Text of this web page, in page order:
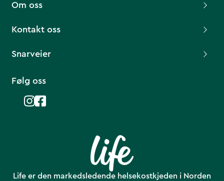
Life er den markedsledende helsekostkjeden i Norden
Om oss
Kontakt oss
Snarveier
Følg oss